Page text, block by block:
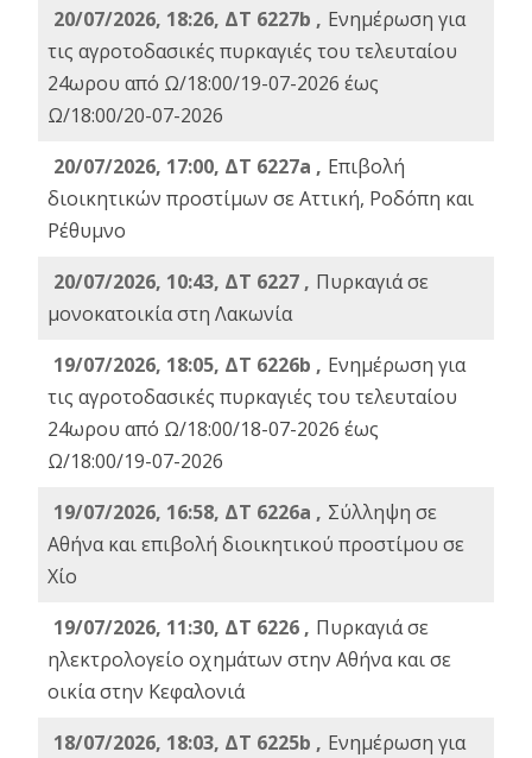
20/07/2026, 18:26, ΔΤ 6227b , Ενημέρωση για
τις αγροτοδασικές πυρκαγιές του τελευταίου
24ωρου από Ω/18:00/19-07-2026 έως
Ω/18:00/20-07-2026
20/07/2026, 17:00, ΔΤ 6227a , Επιβολή
διοικητικών προστίμων σε Αττική, Ροδόπη και
Ρέθυμνο
20/07/2026, 10:43, ΔΤ 6227 , Πυρκαγιά σε
μονοκατοικία στη Λακωνία
19/07/2026, 18:05, ΔΤ 6226b , Ενημέρωση για
τις αγροτοδασικές πυρκαγιές του τελευταίου
24ωρου από Ω/18:00/18-07-2026 έως
Ω/18:00/19-07-2026
19/07/2026, 16:58, ΔΤ 6226a , Σύλληψη σε
Αθήνα και επιβολή διοικητικού προστίμου σε
Χίο
19/07/2026, 11:30, ΔΤ 6226 , Πυρκαγιά σε
ηλεκτρολογείο οχημάτων στην Αθήνα και σε
οικία στην Κεφαλονιά
18/07/2026, 18:03, ΔΤ 6225b , Ενημέρωση για